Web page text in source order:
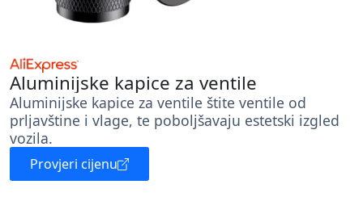
Aluminijske kapice za ventile
Aluminijske kapice za ventile štite ventile od
prljavštine i vlage, te poboljšavaju estetski izgled
vozila.
Provjeri cijenu